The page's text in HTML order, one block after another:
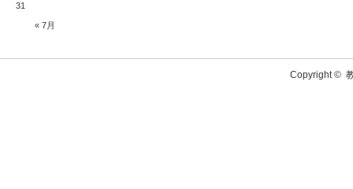
« 7月
31
Copyright ©